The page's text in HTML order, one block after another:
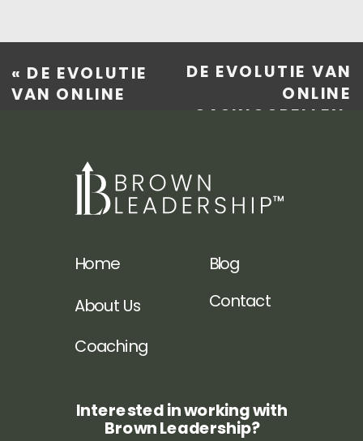
DE EVOLUTIE VAN
ONLINE
CASINOSPELLEN:
« DE EVOLUTIE
VAN ONLINE
BETROUWBARE
CASINO’S EN
Interested in working with
Brown Leadership?
Home
About Us
Coaching
Blog
Contact